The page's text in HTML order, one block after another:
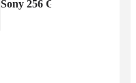
Sony 256 GB SDXC UHS-II